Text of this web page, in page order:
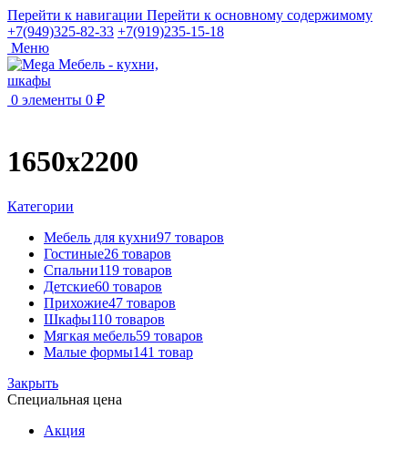
Перейти к навигации Перейти к основному содержимому
+7(949)325-82-33 +7(919)235-15-18
Меню
0 элементы 0 ₽
1650х2200
Категории
Мебель для кухни97 товаров
Гостиные26 товаров
Спальни119 товаров
Детские60 товаров
Прихожие47 товаров
Шкафы110 товаров
Мягкая мебель59 товаров
Малые формы141 товар
Закрыть
Специальная цена
Акция